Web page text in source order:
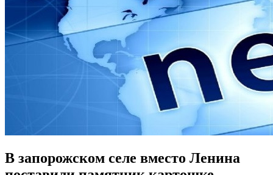
В запорожском селе вместо Ленина